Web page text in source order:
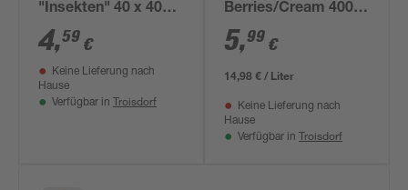
"Insekten" 40 x 40
cm grün
4,59 €
Keine Lieferung nach
Hause
Verfügbar in Troisdorf
Berries/Cream 400
ml
5,99 €
14,98 € / Liter
Keine Lieferung nach
Hause
Verfügbar in Troisdorf